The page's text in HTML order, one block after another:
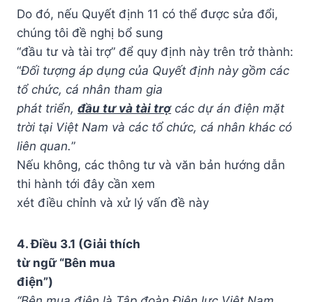
Do đó, nếu Quyết định 11 có thể được sửa đổi,
chúng tôi đề nghị bổ sung
“đầu tư và tài trợ” để quy định này trên trở thành:
“Đối tượng áp dụng của Quyết định này gồm các
tổ chức, cá nhân tham gia
phát triển, đầu tư và tài trợcác dự án điện mặt
trời tại Việt Nam và các tổ chức, cá nhân khác có
liên quan.”
Nếu không, các thông tư và văn bản hướng dẫn
thi hành tới đây cần xem
xét điều chỉnh và xử lý vấn đề này
4. Điều 3.1 (Giải thích
từ ngữ “Bên mua
điện”)